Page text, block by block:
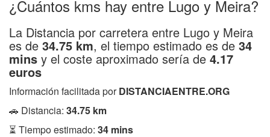
¿Cuántos kms hay entre Lugo y Meira?
La Distancia por carretera entre Lugo y Meira
es de 34.75 km, el tiempo estimado es de 34
mins y el coste aproximado sería de 4.17
euros
Información facilitada porDISTANCIAENTRE.ORG
🚗 Distancia: 34.75 km
⏳ Tiempo estimado: 34 mins